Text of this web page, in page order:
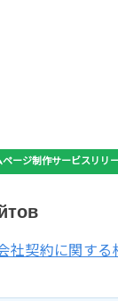
ージ制作サービスリリ
社契約に関する